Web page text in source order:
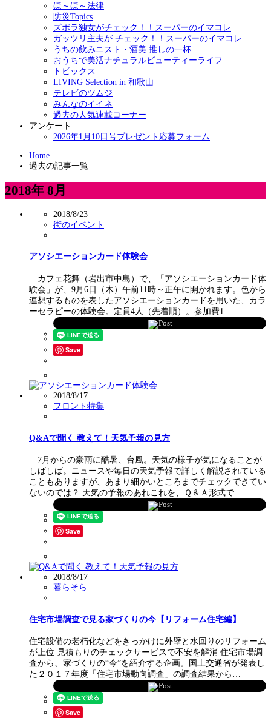
ほ～ほ～法律
防災Topics
ズボラ独女がチェック！！スーパーのイマコレ
ガッツリ主夫が チェック！！スーパーのイマコレ
うちの飲みニスト・酒美 推しの一杯
おうちで美活ナチュラルビューティーライフ
トピックス
LIVING Selection in 和歌山
テレビのツムジ
みんなのイイネ
過去の人気連載コーナー
アンケート
2026年1月10日号プレゼント応募フォーム
Home
過去の記事一覧
2018年 8月
2018/8/23
街のイベント
アソシエーションカード体験会
カフェ花舞（岩出市中島）で、「アソシエーションカード体
験会」が、9月6日（木）午前11時～正午に開かれます。色から
連想するものを表したアソシエーションカードを用いた、カラ
ーセラピーの体験会。定員4人（先着順）。参加費1…
Post
Save
2018/8/17
フロント特集
Q&Aで聞く 教えて！天気予報の見方
7月からの豪雨に酷暑、台風。天気の様子が気になることが
しばしば。ニュースや毎日の天気予報で詳しく解説されている
こともありますが、あまり細かいところまでチェックできてい
ないのでは？ 天気の予報のあれこれを、Ｑ＆Ａ形式で…
Post
Save
2018/8/17
暮らそら
住宅市場調査で見る家づくりの今【リフォーム住宅編】
住宅設備の老朽化などをきっかけに外壁と水回りのリフォーム
が上位 見積もりのチェックサービスで不安を解消 住宅市場調
査から、家づくりの“今”を紹介する企画。国土交通省が発表し
た２０１７年度「住宅市場動向調査」の調査結果から…
Post
Save